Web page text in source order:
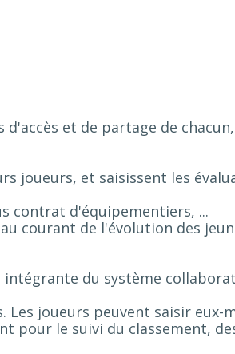
et de partage de
joueurs, et saisissent les
contrat d'équipementiers, ...
courant de l'évolution des
intégrante du système
Les joueurs peuvent saisir eux-
pour le suivi du classement,